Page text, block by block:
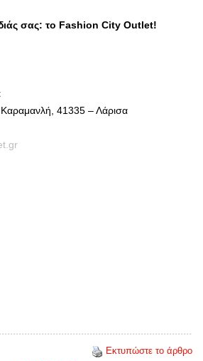
σας: το Fashion City Outlet!
41335 – Λάρισα
Εκτυπώστε το άρθρο